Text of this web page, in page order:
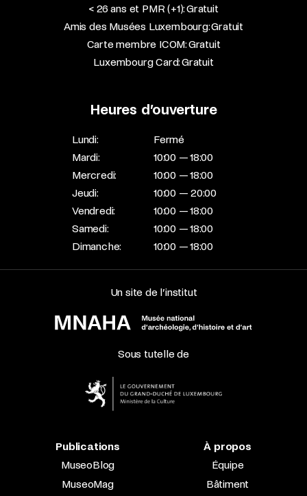
< 26 ans et PMR (+1): Gratuit
Amis des Musées Luxembourg: Gratuit
Carte membre ICOM: Gratuit
Luxembourg Card: Gratuit
Heures d’ouverture
Lundi:
Fermé
Mardi:
10:00 — 18:00
Mercredi:
10:00 — 18:00
Jeudi:
10:00 — 20:00
Vendredi:
10:00 — 18:00
Samedi:
10:00 — 18:00
Dimanche:
10:00 — 18:00
Un site de l’institut
Sous tutelle de
Publications
MuseoBlog
MuseoMag
À propos
Équipe
Bâtiment